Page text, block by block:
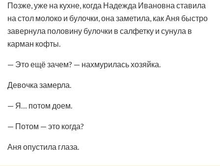
Позже, уже на кухне, когда Надежда Ивановна ставила
на стол молоко и булочки, она заметила, как Аня быстро
завернула половину булочки в салфетку и сунула в
карман кофты.
— Это ещё зачем? — нахмурилась хозяйка.
Девочка замерла.
— Я… потом доем.
— Потом — это когда?
Аня опустила глаза.